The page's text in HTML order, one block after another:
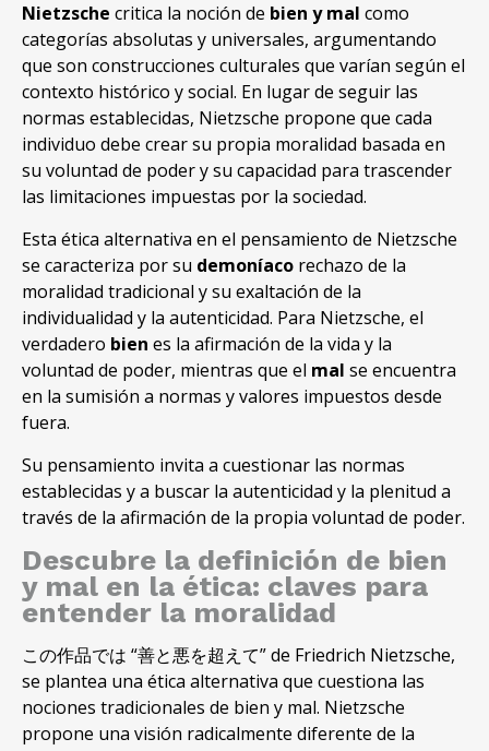
Nietzsche critica la noción de bien y mal como
categorías absolutas y universales, argumentando
que son construcciones culturales que varían según el
contexto histórico y social. En lugar de seguir las
normas establecidas, Nietzsche propone que cada
individuo debe crear su propia moralidad basada en
su voluntad de poder y su capacidad para trascender
las limitaciones impuestas por la sociedad.
Esta ética alternativa en el pensamiento de Nietzsche
se caracteriza por su demoníaco rechazo de la
moralidad tradicional y su exaltación de la
individualidad y la autenticidad. Para Nietzsche, el
verdadero bien es la afirmación de la vida y la
voluntad de poder, mientras que el mal se encuentra
en la sumisión a normas y valores impuestos desde
fuera.
Su pensamiento invita a cuestionar las normas
establecidas y a buscar la autenticidad y la plenitud a
través de la afirmación de la propia voluntad de poder.
Descubre la definición de bien
y mal en la ética: claves para
entender la moralidad
この作品では “善と悪を超えて”de Friedrich Nietzsche,
se plantea una ética alternativa que cuestiona las
nociones tradicionales de bien y mal. Nietzsche
propone una visión radicalmente diferente de la